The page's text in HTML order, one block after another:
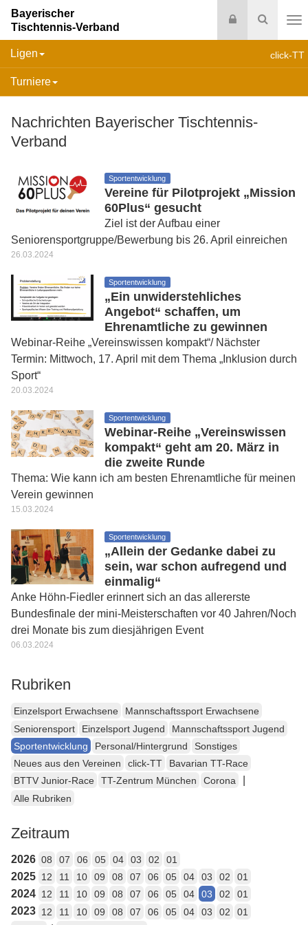
Suche
Login
Bayerischer
Tischtennis-Verband
click-TT
Ligen
Turniere
Nachrichten Bayerischer Tischtennis-
Verband
Sportentwicklung
Vereine für Pilotprojekt „Mission
60Plus“ gesucht
Ziel ist der Aufbau einer
Seniorensportgruppe/Bewerbung bis 26. April einreichen
26.03.2024
Sportentwicklung
„Ein unwiderstehliches
Angebot“ schaffen, um
Ehrenamtliche zu gewinnen
Webinar-Reihe „Vereinswissen kompakt“/ Nächster
Termin: Mittwoch, 17. April mit dem Thema „Inklusion durch
Sport“
20.03.2024
Sportentwicklung
Webinar-Reihe „Vereinswissen
kompakt“ geht am 20. März in
die zweite Runde
Thema: Wie kann ich am besten Ehrenamtliche für meinen
Verein gewinnen
15.03.2024
Sportentwicklung
„Allein der Gedanke dabei zu
sein, war schon aufregend und
einmalig“
Anke Höhn-Fiedler erinnert sich an das allererste
Bundesfinale der mini-Meisterschaften vor 40 Jahren/Noch
drei Monate bis zum diesjährigen Event
06.03.2024
Rubriken
Einzelsport Erwachsene
Mannschaftssport Erwachsene
Seniorensport
Einzelsport Jugend
Mannschaftssport Jugend
Sportentwicklung
Personal/Hintergrund
Sonstiges
Neues aus den Vereinen
click-TT
Bavarian TT-Race
BTTV Junior-Race
TT-Zentrum München Corona
Alle Rubriken
Zeitraum
2026 08 07 06 05 04 03 02 01
2025 12 11 10 09 08 07 06 05 04 03 02 01
2024 12 11 10 09 08 07 06 05 04 03 02 01
2023 12 11 10 09 08 07 06 05 04 03 02
01